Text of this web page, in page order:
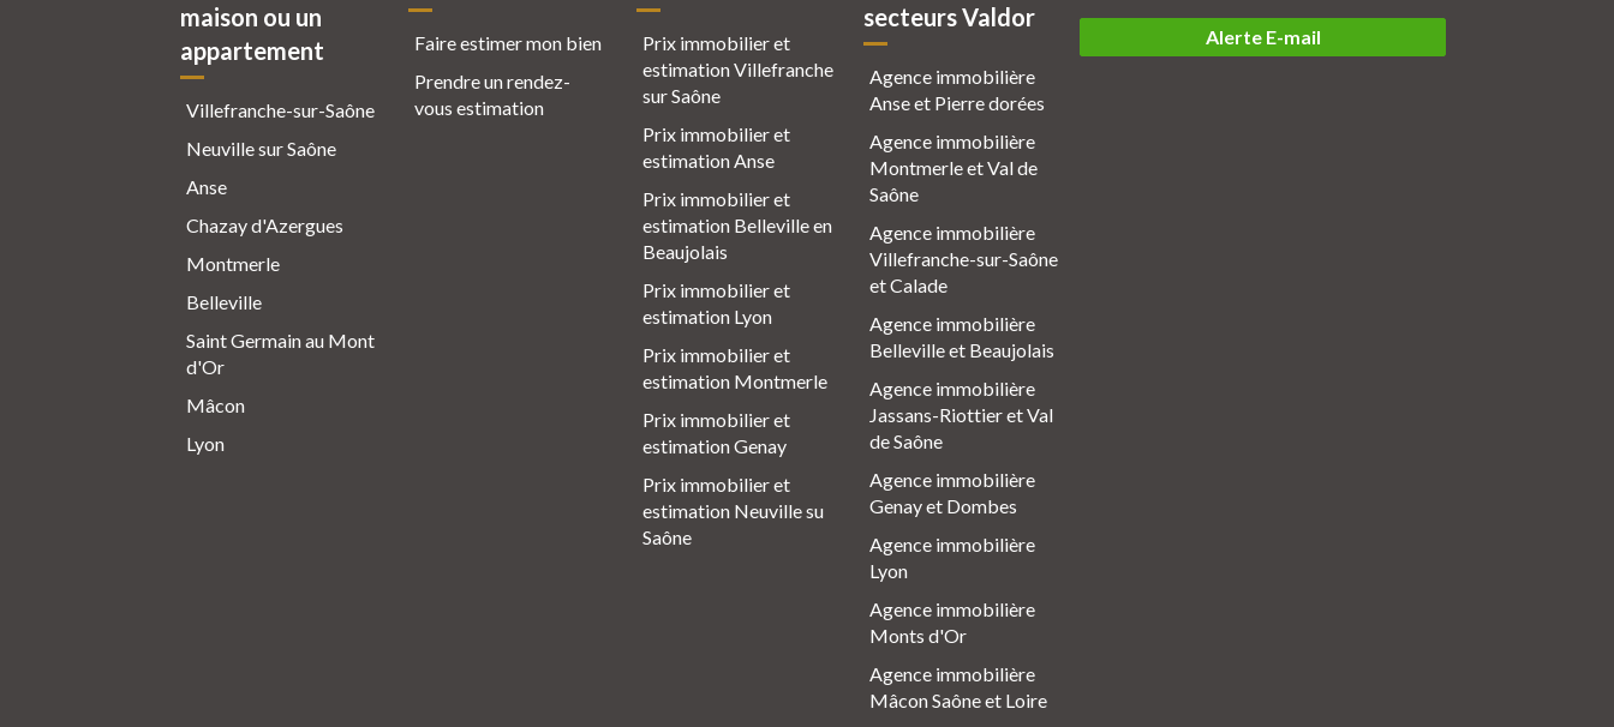
maison ou un
appartement
Villefranche-sur-Saône
Neuville sur Saône
Anse
Chazay d'Azergues
Montmerle
Belleville
Saint Germain au Mont
d'Or
Mâcon
Lyon
Faire estimer mon bien
Prendre un rendez-
vous estimation
Prix immobilier et
estimation Villefranche
sur Saône
Prix immobilier et
estimation Anse
Prix immobilier et
estimation Belleville en
Beaujolais
Prix immobilier et
estimation Lyon
Prix immobilier et
estimation Montmerle
Prix immobilier et
estimation Genay
Prix immobilier et
estimation Neuville su
Saône
secteurs Valdor
Agence immobilière
Anse et Pierre dorées
Agence immobilière
Montmerle et Val de
Saône
Agence immobilière
Villefranche-sur-Saône
et Calade
Agence immobilière
Belleville et Beaujolais
Agence immobilière
Jassans-Riottier et Val
de Saône
Agence immobilière
Genay et Dombes
Agence immobilière
Lyon
Agence immobilière
Monts d'Or
Agence immobilière
Mâcon Saône et Loire
Alerte E-mail